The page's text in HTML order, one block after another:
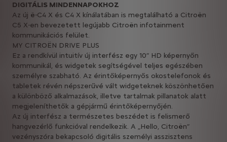
DIGITÁLIS MINDENNAPOKHOZ
Az új ë-C4 X és C4 X kínálatában is megtalálható a Citroën
C5 X-en bevezetett legújabb Citroën infotainment
kommunikációs felület.
MY CITROËN DRIVE PLUS
Ez a rendkívül intuitív új interfész egy 10” HD képernyőn
kommunikál, és widgetek segítségével teljes egészében
személyre szabható. Az érintőképernyős okostelefonok és
tabletek révén népszerűvé vált widgeteknek köszönhetően
a különböző alkalmazások, illetve tartalmak pillanatok alatt
megjeleníthetők a gépjármű érintőképernyőjén.
Az új interfész a természetes beszédet is felismerő
hangvezérlő funkcióval rendelkezik. A „Hello, Citroën”
vezényszóra bekapcsoló digitális személyi asszisztens